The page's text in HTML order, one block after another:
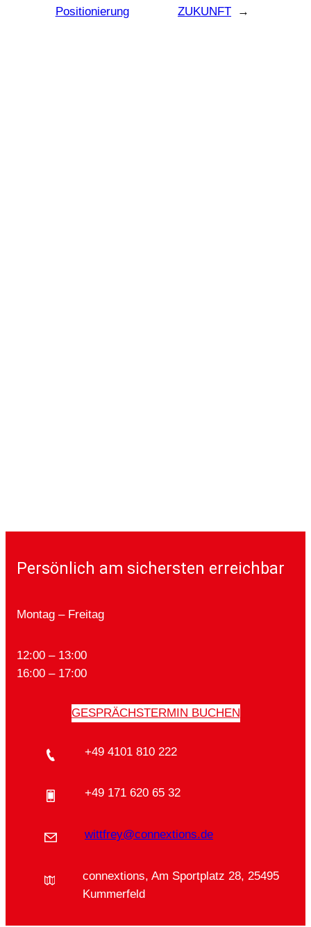
Positionierung
ZUKUNFT
→
Persönlich am sichersten erreichbar
Montag – Freitag
12:00 – 13:00
16:00 – 17:00
GESPRÄCHSTERMIN BUCHEN
+49 4101 810 222
+49 171 620 65 32
wittfrey@connextions.de
connextions, Am Sportplatz 28, 25495
Kummerfeld